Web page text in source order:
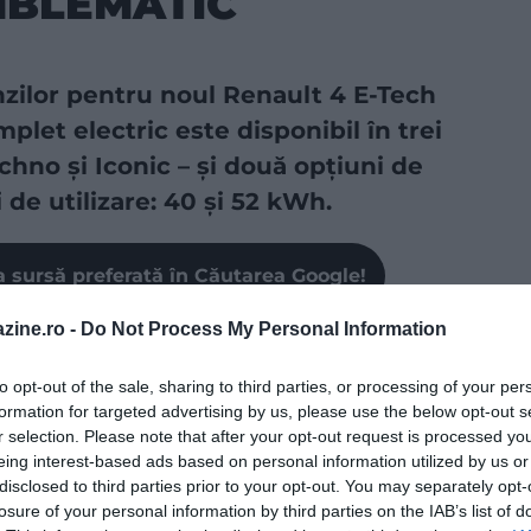
- Do Not Process My Personal Information
opt-out of the sale, sharing to third parties, or processing of your
for targeted advertising by us, please use the below opt-out
selection. Please note that after your opt-out request is processed
interest-based ads based on personal information utilized by us
to third parties prior to your opt-out. You may separately
of your personal information by third parties on the IAB’s list of
pentru noul Renault 4 E-Tech
electric este disponibil în trei
și Iconic – și două opțiuni de
utilizare: 40 și 52 kWh.
sursă preferată în Căutarea Google!
de 2,20 m și unportbagaj generos de 420 litri
răspunde tuturor nevoilor cotidiene. Hayonul se
prag de încărcare de doar 61 cm înălțime, cu10 cm
un adevărat avantaj practic. Modelul este
ocapacitate de remorcare de 750 kg, permițând o
indiferent de suprafața de rulare.